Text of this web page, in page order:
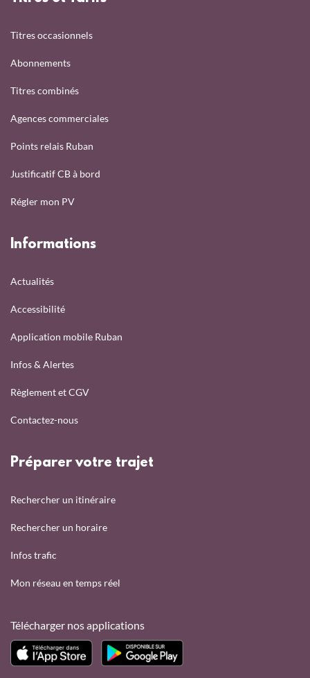
Titres occasionnels
Abonnements
Titres combinés
Agences commerciales
Points relais Ruban
Justificatif CB à bord
Régler mon PV
Informations
Actualités
Accessibilité
Application mobile Ruban
Infos & Alertes
Règlement et CGV
Contactez-nous
Préparer votre trajet
Rechercher un itinéraire
Rechercher un horaire
Infos trafic
Mon réseau en temps réel
Télécharger nos applications